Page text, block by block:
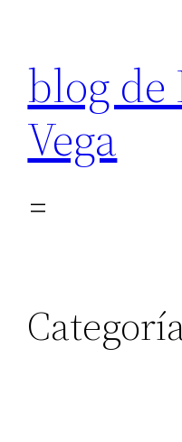
contenido
blog de
Vega